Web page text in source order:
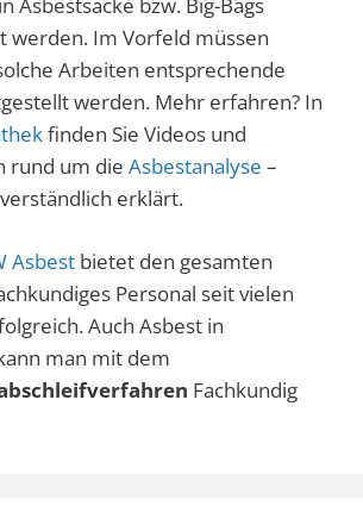
Asbestsäcke bzw. Big-Bags
werden. Im Vorfeld müssen
Arbeiten entsprechende
werden. Mehr erfahren? In
finden Sie Videos und
rund um die Asbestanalyse –
erklärt.
Asbest bietet den gesamten
Personal seit vielen
Auch Asbest in
man mit dem
Fachkundig